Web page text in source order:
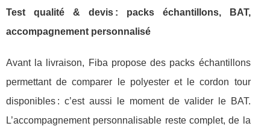
Test qualité & devis : packs échantillons, BAT,
accompagnement personnalisé
Avant la livraison, Fiba propose des packs échantillons
permettant de comparer le polyester et le cordon tour
disponibles : c’est aussi le moment de valider le BAT.
L’accompagnement personnalisable reste complet, de la